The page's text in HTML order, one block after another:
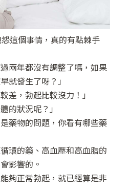
這個事情，真的有點棘手
兩年都沒有調整了嗎，如果
就發生了呀？」
差，勃起比較沒力！」
的狀況呢？」
藥物的問題，你看有哪些藥
環的藥、高血壓和高血脂的
影響的。
夠正常勃起，就已經算是非